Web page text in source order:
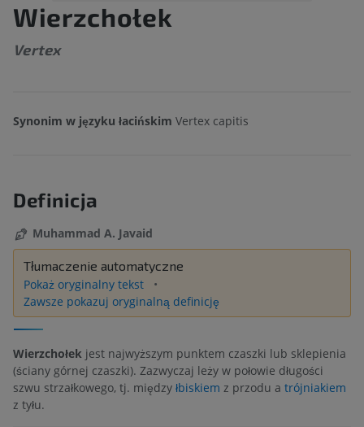
Wierzchołek
Vertex
Synonim w języku łacińskim Vertex capitis
Definicja
Muhammad A. Javaid
Tłumaczenie automatyczne
Pokaż oryginalny tekst
Zawsze pokazuj oryginalną definicję
Wierzchołek jest najwyższym punktem czaszki lub sklepienia
(ściany górnej czaszki). Zazwyczaj leży w połowie długości
szwu strzałkowego, tj. między łbiskiem z przodu a trójniakiem
z tyłu.